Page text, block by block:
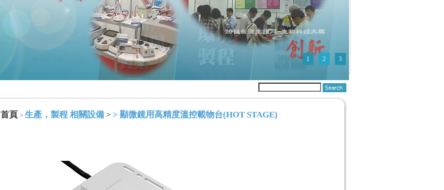
1 2 3
首頁 > 生產，製程 相關設備 > > 顯微鏡用高精度溫控載物台(HOT STAGE)